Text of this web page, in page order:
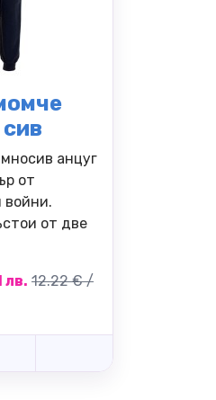
анцуг
от
от две
лв. 12.22 € /